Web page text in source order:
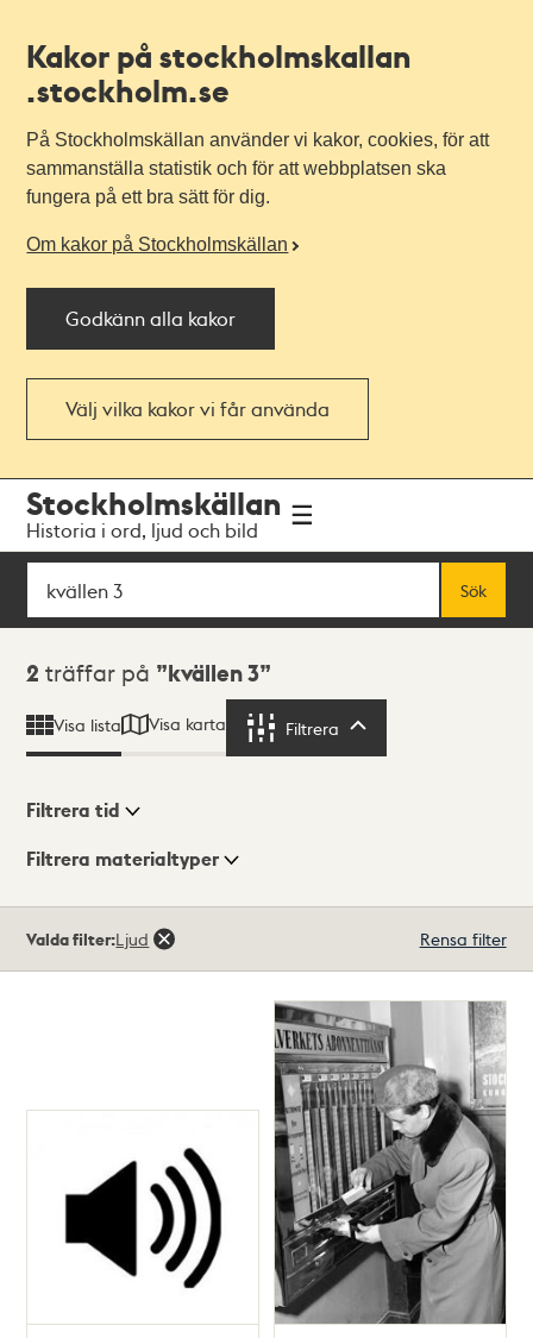
Kakor på stockholmskallan
.stockholm.se
På Stockholmskällan använder vi kakor, cookies, för att
sammanställa statistik och för att webbplatsen ska
fungera på ett bra sätt för dig.
Om kakor på Stockholmskällan
Godkänn alla kakor
Välj vilka kakor vi får använda
navigationen
huvudinnehållet
Stockholmskällan
Historia i ord, ljud och bild
Sök
Sök
Sökresultat
2 träffar på kvällen 3
Visa lista Visa karta Filtrera
Visningsläge
Filtrera tid
Filtrera materialtyper
träffar
Valda filter:Ljud Rensa filter